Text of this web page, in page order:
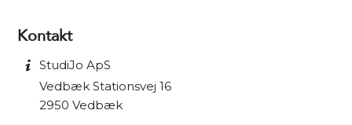
Kontakt
StudiJo ApS
Vedbæk Stationsvej 16
2950 Vedbæk